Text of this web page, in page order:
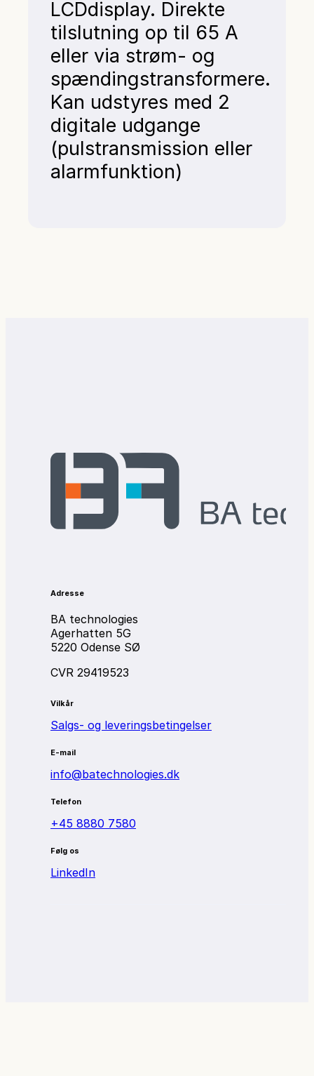
LCDdisplay. Direkte
tilslutning op til 65 A
eller via strøm- og
spændingstransformere.
Kan udstyres med 2
digitale udgange
(pulstransmission eller
alarmfunktion)
Adresse
BA technologies
Agerhatten 5G
5220 Odense SØ
CVR 29419523
Vilkår
Salgs- og leveringsbetingelser
E-mail
info@batechnologies.dk
Telefon
+45 8880 7580
Følg os
LinkedIn